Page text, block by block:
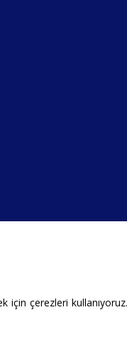
için çerezleri kullanıyoruz.